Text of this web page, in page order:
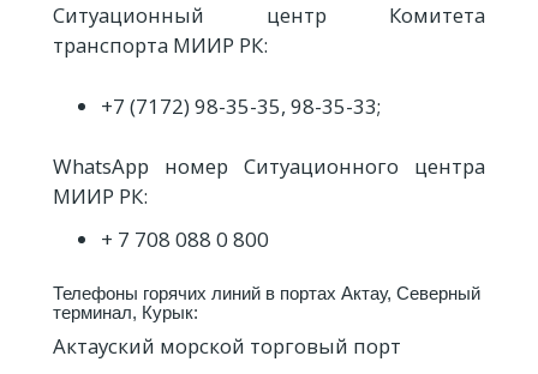
Ситуационный центр Комитета
транспорта МИИР РК:
+7 (7172) 98-35-35, 98-35-33;
WhatsApp номер Ситуационного центра
МИИР РК:
+ 7 708 088 0 800
Телефоны горячих линий в портах Актау, Северный
терминал, Курык:
Актауский морской торговый порт